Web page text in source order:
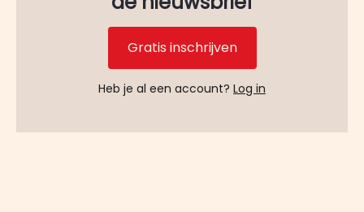
Gratis inschrijven
Heb je al een account? Log in